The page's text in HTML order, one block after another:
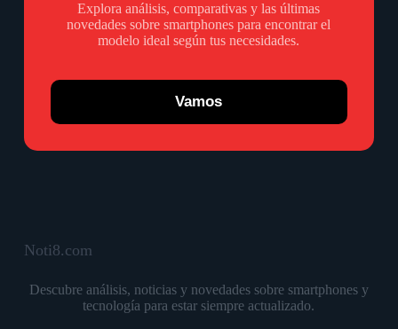
Explora análisis, comparativas y las últimas
novedades sobre smartphones para encontrar el
modelo ideal según tus necesidades.
Vamos
Noti8.com
Descubre análisis, noticias y novedades sobre smartphones y
tecnología para estar siempre actualizado.